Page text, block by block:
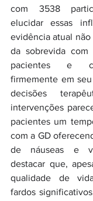
com 3538
elucidar essas
evidência atual
da sobrevida com
pacientes e
firmemente em
decisões
intervenções
pacientes um
com a GD
de náuseas e
destacar que,
qualidade de
fardos